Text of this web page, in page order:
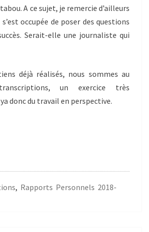
A ce sujet, je remercie d’ailleurs
occupée de poser des questions
Serait-elle une journaliste qui
déjà réalisés, nous sommes au
un exercice très
donc du travail en perspective.
, Rapports Personnels 2018-